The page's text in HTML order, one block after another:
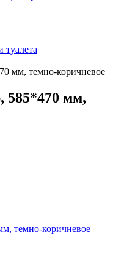
мм, темно-коричневое
585*470 мм,